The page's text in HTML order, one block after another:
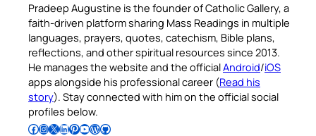
Pradeep Augustine is the founder of Catholic Gallery, a
faith-driven platform sharing Mass Readings in multiple
languages, prayers, quotes, catechism, Bible plans,
reflections, and other spiritual resources since 2013.
He manages the website and the officialAndroid/iOS
apps alongside his professional career (Read his
story). Stay connected with him on the official social
profiles below.
Follow Pradeep on Facebook Follow Pradeep on InstagramFollow Pradeep on X Follow Pradeep on LinkedIn Follow Pradeep on Pinterest Subscribe to Pradeep’s Youtube Channel Follow Pradeep on WordPress Follow Pradeep on GitHub